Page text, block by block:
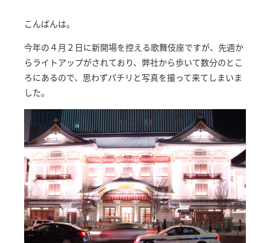
こんばんは。
今年の４月２日に新開場を控える歌舞伎座ですが、先週か
らライトアップがされており、弊社から歩いて数分のとこ
ろにあるので、思わずパチリと写真を撮って来てしまいま
した。